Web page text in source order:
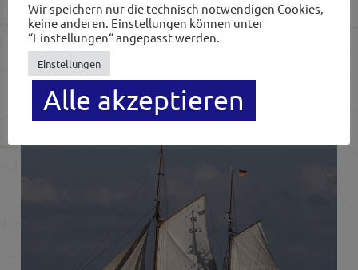
SEUTE DEERN II
Wir speichern nur die technisch notwendigen Cookies,
keine anderen. Einstellungen können unter
“Einstellungen“ angepasst werden.
Einstellungen
Alle akzeptieren